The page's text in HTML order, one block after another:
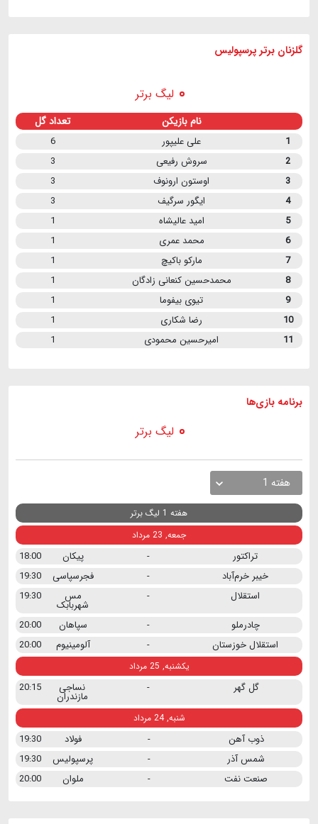
گلزنان برتر پرسپولیس
لیگ برتر
نام بازیکن تعداد گل
1 علی علیپور
6
2
سروش رفیعی
3
3
اوستون ارونوف
3
4
ایگور سرگیف
3
5
امید عالیشاه
1
6
محمد عمری
1
7
مارکو باکیچ
1
8
محمدحسین کنعانی زادگان
1
9
تیوی بیفوما
1
10
رضا شکاری
1
11
امیرحسین محمودی 1
برنامه بازی ها
لیگ برتر
هفته 1
هفته 1 لیگ برتر
جمعه, 23 مرداد
تراکتور - پیکان
18:00
خیبر خرم‌آباد
- فجرسپاسی
19:30
استقلال
- مس
شهربابک
19:30
چادرملو
- سپاهان
20:00
استقلال خوزستان
- آلومینیوم 20:00
یکشنبه, 25 مرداد
گل گهر - نساجی
مازندران
20:15
شنبه, 24 مرداد
ذوب آهن - فولاد
19:30
شمس آذر
- پرسپولیس
19:30
صنعت نفت
- ملوان 20:00